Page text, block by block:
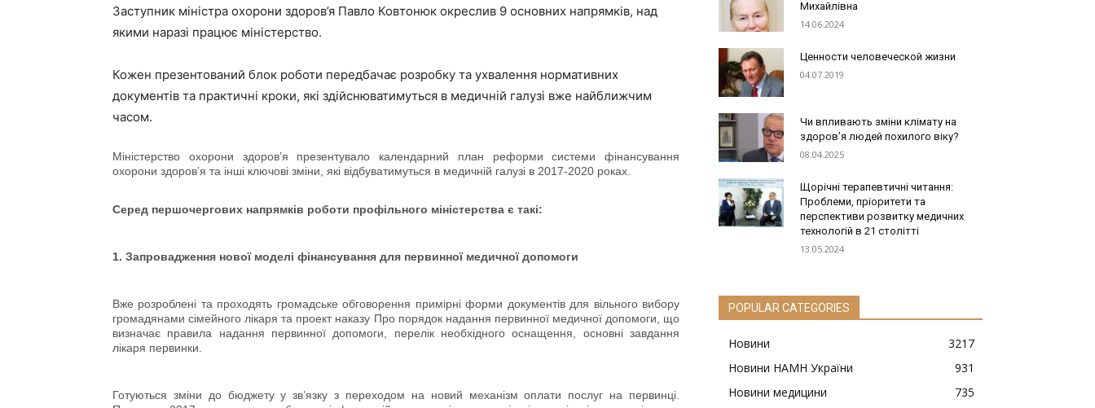
Заступник міністра охорони здоров’я Павло Ковтонюк окреслив 9 основних напрямків, над
якими наразі працює міністерство.
Кожен презентований блок роботи передбачає розробку та ухвалення нормативних
документів та практичні кроки, які здійснюватимуться в медичній галузі вже найближчим
часом.
Міністерство охорони здоров’я презентувало календарний план реформи системи фінансування
охорони здоров’я та інші ключові зміни, які відбуватимуться в медичній галузі в 2017-2020 роках.
Серед першочергових напрямків роботи профільного міністерства є такі:
1. Запровадження нової моделі фінансування для первинної медичної допомоги
Вже розроблені та проходять громадське обговорення примірні форми документів для вільного вибору
громадянами сімейного лікаря та проект наказу Про порядок надання первинної медичної допомоги, що
визначає правила надання первинної допомоги, перелік необхідного оснащення, основні завдання
лікаря первинки.
Готуються зміни до бюджету у зв’язку з переходом на новий механізм оплати послуг на первинці.
Михайлівна
14.06.2024
Ценности человеческой жизни
04.07.2019
Чи впливають зміни клімату на
здоров’я людей похилого віку?
08.04.2025
Щорічні терапевтичні читання:
Проблеми, пріоритети та
перспективи розвитку медичних
технологій в 21 столітті
13.05.2024
POPULAR CATEGORIES
Новини
3217
Новини НАМН України
931
Новини медицини
735